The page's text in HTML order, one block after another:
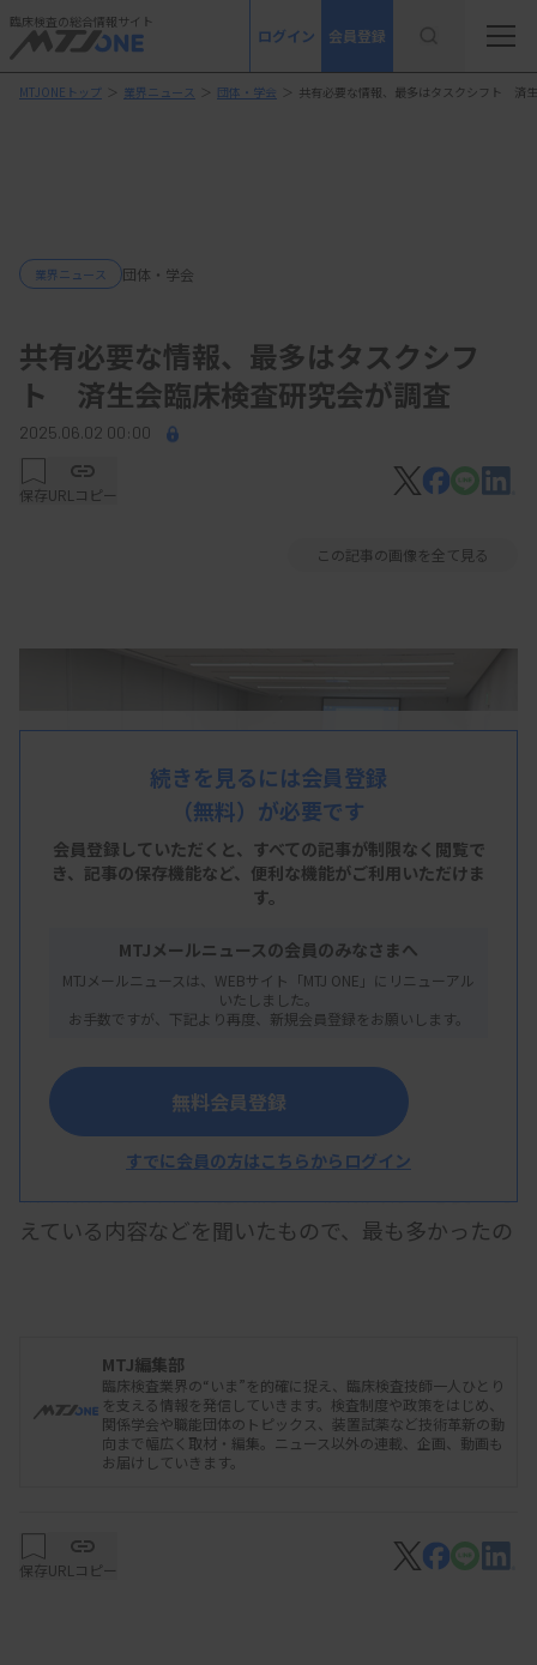
臨床検査の総合情報サイト
ログイン 会員登録
MTJONEトップ ＞ 業界ニュース ＞ 団体・学会 ＞ 共有必要な情報、最多はタスクシフト 済
業界ニュース 団体・学会
共有必要な情報、最多はタスクシフ
ト 済生会臨床検査研究会が調査
2025.06.02 00:00
保存URLコピー
この記事の画像を全て見る
済生会臨床検査研究会は5月9日の総会で、済生会
病院の検査部門を対象に実施したアンケート調査の
結果報告を受けた。施設間での情報共有が必要と考
えている内容などを聞いたもので、最も多かったの
アンケート調査では、済生会病院の検査部門間で
の情報共有・連携を求める内容や、ウェブ研修・実
地研修で希望するテーマなどを調べた。研究会加盟
続きを見るには会員登録
（無料）が必要です
会員登録していただくと、すべての記事が制限なく閲覧で
き、 記事の保存機能など、便利な機能がご利用いただけま
す。
MTJメールニュースの会員のみなさまへ
MTJメールニュースは、WEBサイト「MTJ ONE」にリニューアル
いたしました。
お手数ですが、下記より再度、新規会員登録をお願いします。
無料会員登録
すでに会員の方はこちらからログイン
MTJ編集部
臨床検査業界の“いま”を的確に捉え、臨床検査技師一人ひとり
を支える情報を発信していきます。検査制度や政策をはじめ、
関係学会や職能団体のトピックス、装置試薬など技術革新の動
向まで幅広く取材・編集。ニュース以外の連載、企画、動画も
お届けしていきます。
保存URLコピー